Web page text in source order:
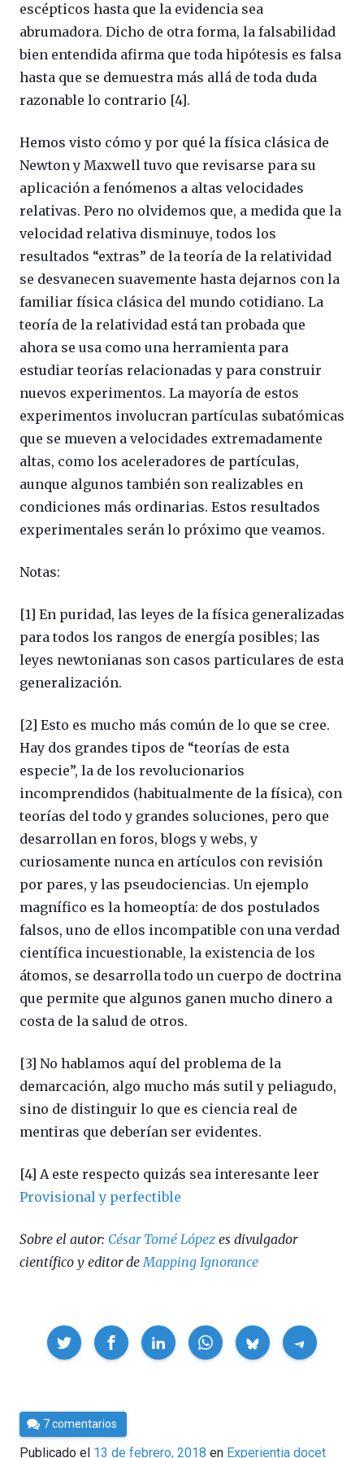
escépticos hasta que la evidencia sea
abrumadora. Dicho de otra forma, la falsabilidad
bien entendida afirma que toda hipótesis es falsa
hasta que se demuestra más allá de toda duda
razonable lo contrario [4].
Hemos visto cómo y por qué la física clásica de
Newton y Maxwell tuvo que revisarse para su
aplicación a fenómenos a altas velocidades
relativas. Pero no olvidemos que, a medida que la
velocidad relativa disminuye, todos los
resultados “extras” de la teoría de la relatividad
se desvanecen suavemente hasta dejarnos con la
familiar física clásica del mundo cotidiano. La
teoría de la relatividad está tan probada que
ahora se usa como una herramienta para
estudiar teorías relacionadas y para construir
nuevos experimentos. La mayoría de estos
experimentos involucran partículas subatómicas
que se mueven a velocidades extremadamente
altas, como los aceleradores de partículas,
aunque algunos también son realizables en
condiciones más ordinarias. Estos resultados
experimentales serán lo próximo que veamos.
Notas:
[1] En puridad, las leyes de la física generalizadas
para todos los rangos de energía posibles; las
leyes newtonianas son casos particulares de esta
generalización.
[2] Esto es mucho más común de lo que se cree.
Hay dos grandes tipos de “teorías de esta
especie”, la de los revolucionarios
incomprendidos (habitualmente de la física), con
teorías del todo y grandes soluciones, pero que
desarrollan en foros, blogs y webs, y
curiosamente nunca en artículos con revisión
por pares, y las pseudociencias. Un ejemplo
magnífico es la homeoptía: de dos postulados
falsos, uno de ellos incompatible con una verdad
científica incuestionable, la existencia de los
átomos, se desarrolla todo un cuerpo de doctrina
que permite que algunos ganen mucho dinero a
costa de la salud de otros.
[3] No hablamos aquí del problema de la
demarcación, algo mucho más sutil y peliagudo,
sino de distinguir lo que es ciencia real de
mentiras que deberían ser evidentes.
[4] A este respecto quizás sea interesante leer
Provisional y perfectible
Sobre el autor: César Tomé López es divulgador
científico y editor de Mapping Ignorance
Compartir
Por
César
7 comentarios
Publicado el 13 de febrero, 2018 en Experientia docet